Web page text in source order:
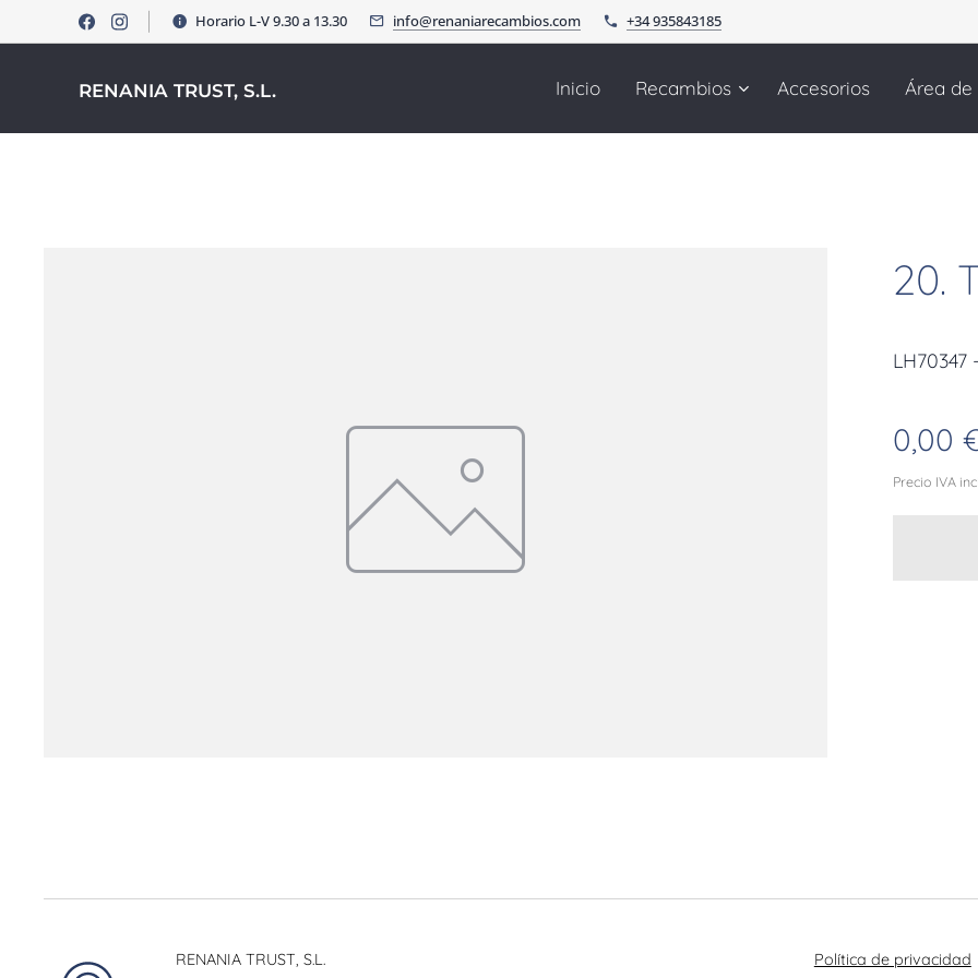
Horario L-V 9.30 a 13.30 info@renaniarecambios.com +34 935843185
RENANIA TRUST, S.L. Inicio Recambios Accesorios Área
20.
LH70347
0,00
Precio IVA
RENANIA TRUST, S.L. Política de privacidad